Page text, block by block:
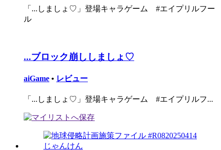
「...しましょ♡」登場キャラゲーム #エイプリルフー
ル
...ブロック崩ししましょ♡
aiGame • レビュー
「...しましょ♡」登場キャラゲーム #エイプリルフ...